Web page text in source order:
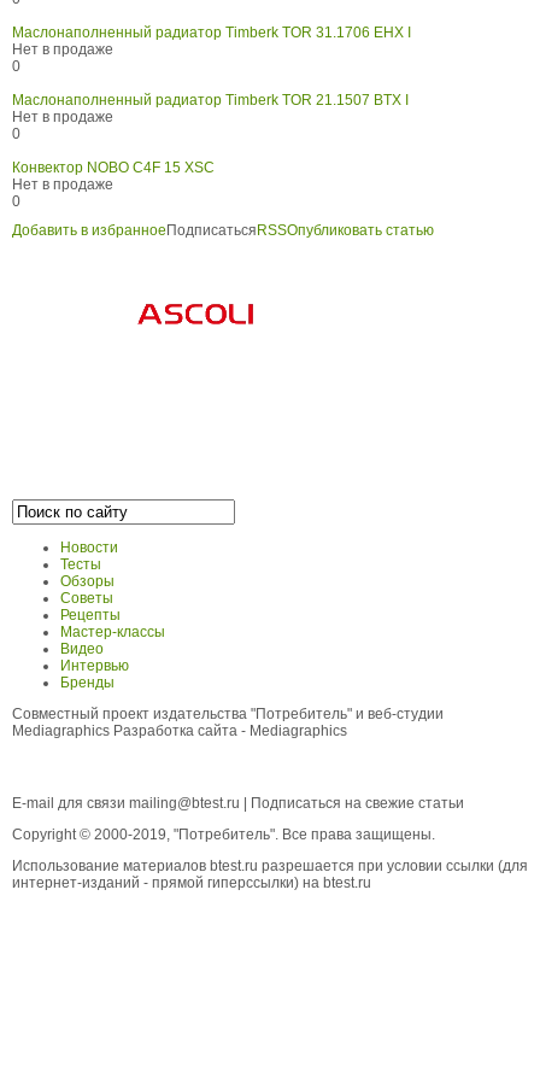
Маслонаполненный радиатор Timberk TOR 31.1706 EHX I
Нет в продаже
0
Маслонаполненный радиатор Timberk TOR 21.1507 BTX I
Нет в продаже
0
Конвектор NOBO C4F 15 XSC
Нет в продаже
0
Добавить в избранное Подписаться RSSОпубликовать статью
Новости
Тесты
Обзоры
Советы
Рецепты
Мастер-классы
Видео
Интервью
Бренды
Совместный проект издательства "Потребитель" и веб-студии
Mediagraphics Разработка сайта - Mediagraphics
E-mail для связи mailing@btest.ru
Подписаться на свежие статьи
Copyright © 2000-2019, "Потребитель". Все права защищены.
Использование материалов btest.ru разрешается при условии ссылки (для
интернет-изданий - прямой гиперссылки) на btest.ru